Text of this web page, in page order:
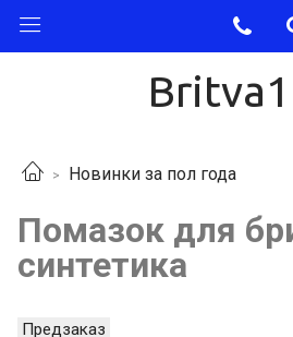
Новинки за пол года
Помазок для
синтетика
Предзаказ